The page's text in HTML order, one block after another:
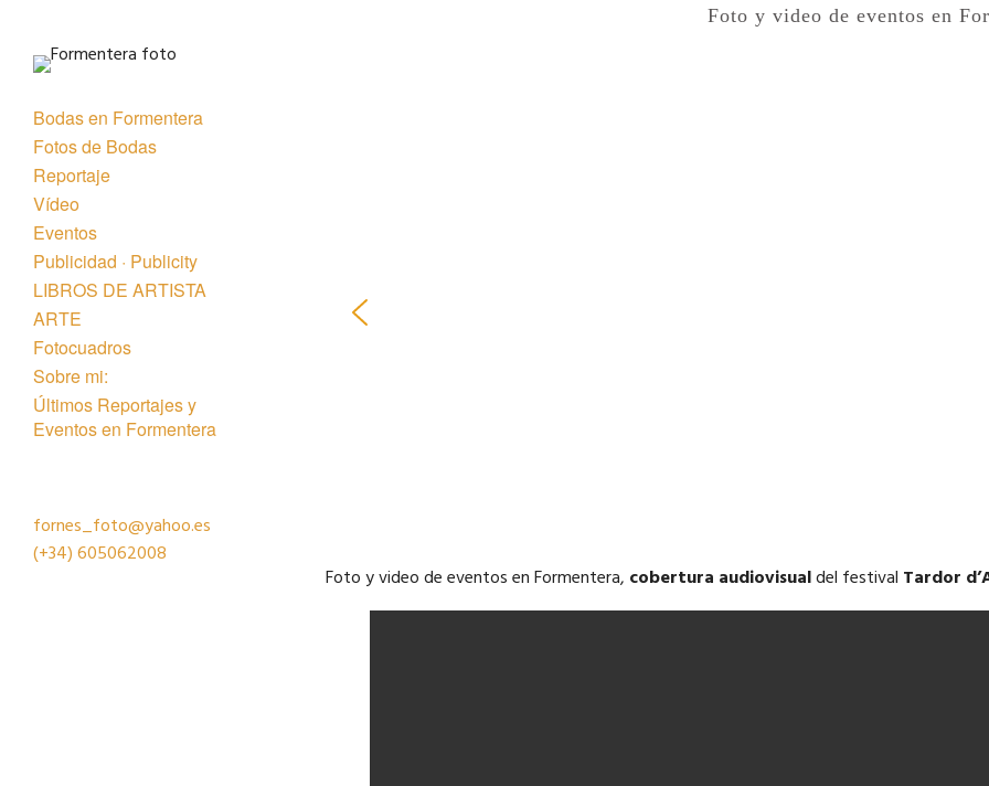
Bodas en Formentera
Fotos de Bodas
Reportaje
Vídeo
Eventos
Publicidad · Publicity
LIBROS DE ARTISTA
ARTE
Fotocuadros
Sobre mi:
Últimos Reportajes y
Eventos en Formentera
fornes_foto@yahoo.es
(+34)605062008
Foto y video de eventos en
Foto y video de eventos en Formentera, cobertura audiovisualdel festival Tardor